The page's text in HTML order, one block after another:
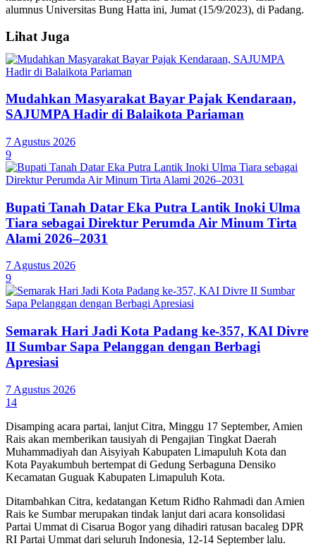
alumnus Universitas Bung Hatta ini, Jumat (15/9/2023), di Padang.
Lihat Juga
Mudahkan Masyarakat Bayar Pajak Kendaraan,
SAJUMPA Hadir di Balaikota Pariaman
7 Agustus 2026
9
Bupati Tanah Datar Eka Putra Lantik Inoki Ulma
Tiara sebagai Direktur Perumda Air Minum Tirta
Alami 2026–2031
7 Agustus 2026
9
Semarak Hari Jadi Kota Padang ke-357, KAI Divre
II Sumbar Sapa Pelanggan dengan Berbagi
Apresiasi
7 Agustus 2026
14
Disamping acara partai, lanjut Citra, Minggu 17 September, Amien
Rais akan memberikan tausiyah di Pengajian Tingkat Daerah
Muhammadiyah dan Aisyiyah Kabupaten Limapuluh Kota dan
Kota Payakumbuh bertempat di Gedung Serbaguna Densiko
Kecamatan Guguak Kabupaten Limapuluh Kota.
Ditambahkan Citra, kedatangan Ketum Ridho Rahmadi dan Amien
Rais ke Sumbar merupakan tindak lanjut dari acara konsolidasi
Partai Ummat di Cisarua Bogor yang dihadiri ratusan bacaleg DPR
RI Partai Ummat dari seluruh Indonesia, 12-14 September lalu.